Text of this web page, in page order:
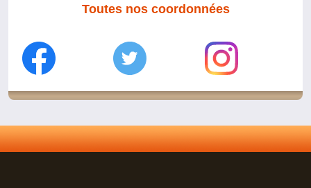
Toutes nos coordonnées